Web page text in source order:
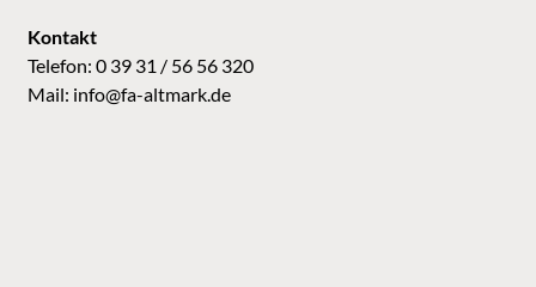
Kontakt
Telefon: 0 39 31 / 56 56 320
Mail: info@fa-altmark.de